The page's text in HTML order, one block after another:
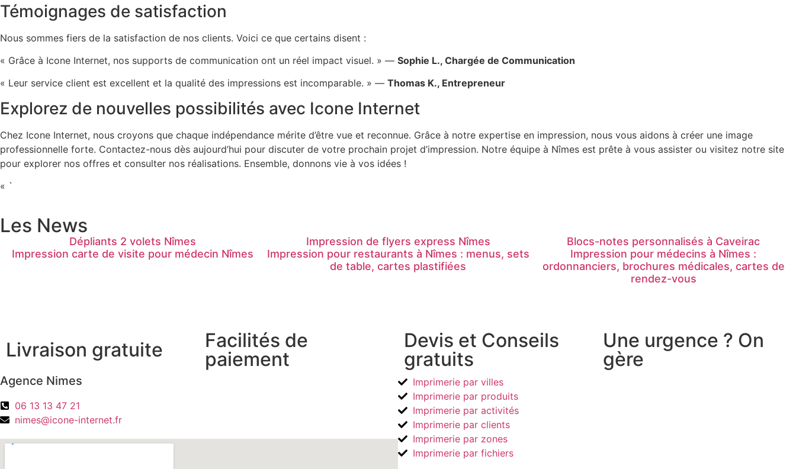
Témoignages de satisfaction
Nous sommes fiers de la satisfaction de nos clients. Voici ce que certains disent :
« Grâce à Icone Internet, nos supports de communication ont un réel impact visuel. » — Sophie L., Chargée de Communication
« Leur service client est excellent et la qualité des impressions est incomparable. » — Thomas K., Entrepreneur
Explorez de nouvelles possibilités avec Icone Internet
Chez Icone Internet, nous croyons que chaque indépendance mérite d’être vue et reconnue. Grâce à notre expertise en impression, nous vous aidons à créer une image
professionnelle forte. Contactez-nous dès aujourd’hui pour discuter de votre prochain projet d’impression. Notre équipe à Nîmes est prête à vous assister ou visitez notre site
pour explorer nos offres et consulter nos réalisations. Ensemble, donnons vie à vos idées !
« `
Les News
Dépliants 2 volets Nîmes Impression de flyers express Nîmes
Blocs-notes personnalisés à Caveirac
Impression carte de visite pour médecin Nîmes
Impression pour restaurants à Nîmes : menus, sets
de table, cartes plastifiées
Impression pour médecins à Nîmes :
ordonnanciers, brochures médicales, cartes de
rendez-vous
Livraison gratuite
Facilités de
paiement
Devis et Conseils
gratuits
Une urgence ? On
gère
Agence Nimes
06 13 13 47 21
nimes@icone-internet.fr
Imprimerie par villes
Imprimerie par produits
Imprimerie par activités
Imprimerie par clients
Imprimerie par zones
Imprimerie par fichiers